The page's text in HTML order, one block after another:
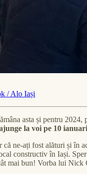
/ Alo Iași
asta și pentru 2024,
la voi pe 10
că ne-ați fost alături și în
constructiv în Iași.
mai bun! Vorba lui Nick